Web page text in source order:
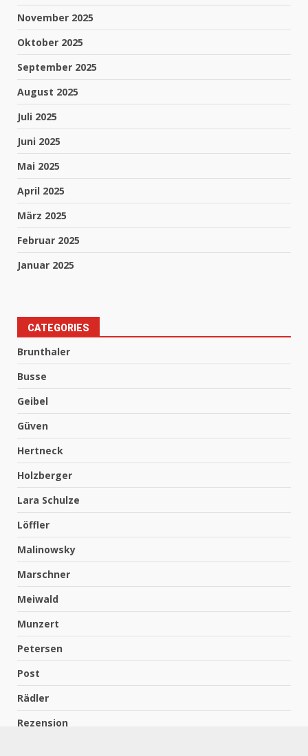
November 2025
Oktober 2025
September 2025
August 2025
Juli 2025
Juni 2025
Mai 2025
April 2025
März 2025
Februar 2025
Januar 2025
CATEGORIES
Brunthaler
Busse
Geibel
Güven
Hertneck
Holzberger
Lara Schulze
Löffler
Malinowsky
Marschner
Meiwald
Munzert
Petersen
Post
Rädler
Rezension